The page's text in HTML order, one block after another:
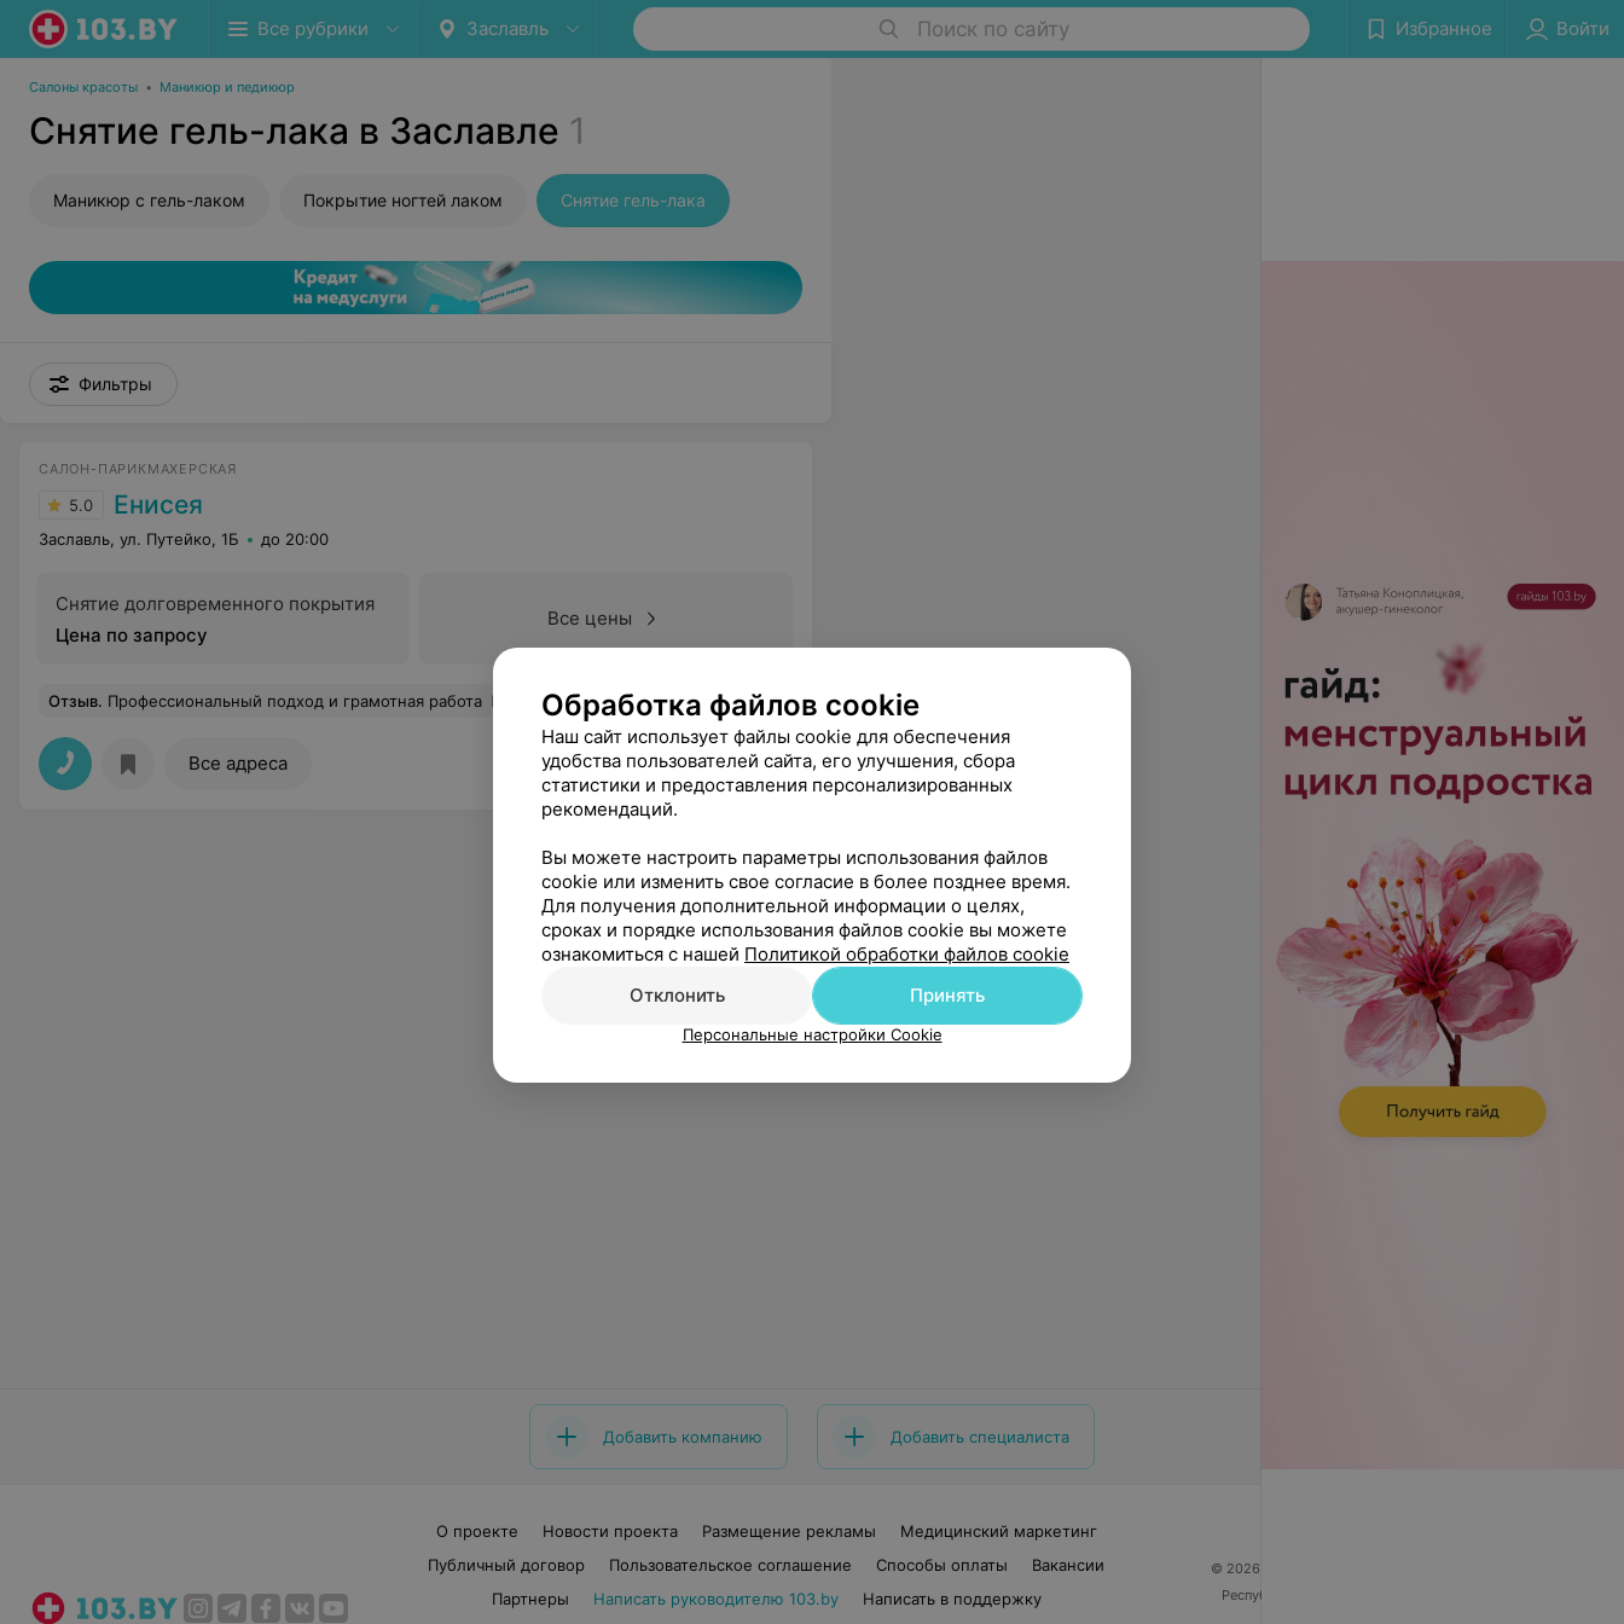
Все рубрики Заславль Поиск по сайту Избранное Войти
Салоны красоты • Маникюр и педикюр
Снятие гель-лака в Заславле 1
Маникюр с гель-лаком Покрытие ногтей лаком Снятие гель-лака
Фильтры
САЛОН-ПАРИКМАХЕРСКАЯ
5.0 Енисея
Заславль, ул. Путейко, 1Б до 20:00
Снятие долговременного покрытия
Цена по запросу
Все цены
Отзыв. Профессиональный подход и грамотная работа Еще
Все адреса
Добавить компанию Добавить специалиста
О проекте Новости проекта Размещение рекламы
Медицинский маркетинг
Публичный договор
Пользовательское соглашение Способы оплаты
Вакансии
Партнеры
Написать руководителю 103.by
Написать в поддержку
© 2026 ООО «Артокс Лаб», УНП 191700409
Республика Беларусь, г. Минск, улица Толбухина, 2,
Обработка файлов cookie
Наш сайт использует файлы cookie для обеспечения
удобства пользователей сайта, его улучшения, сбора
статистики и предоставления персонализированных
рекомендаций.
Вы можете настроить параметры использования файлов
cookie или изменить свое согласие в более позднее время.
Для получения дополнительной информации о целях,
сроках и порядке использования файлов cookie вы можете
ознакомиться с нашей Политикой обработки файлов cookie
Отклонить
Принять
Персональные настройки Cookie